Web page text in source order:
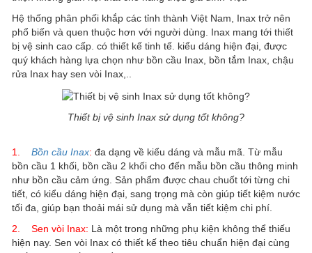
Hệ thống phân phối khắp các tỉnh thành Việt Nam, Inax trở nên
phổ biến và quen thuộc hơn với người dùng. Inax mang tới thiết
bị vệ sinh cao cấp. có thiết kế tinh tế. kiểu dáng hiện đại, được
quý khách hàng lựa chọn như bồn cầu Inax, bồn tắm Inax, chậu
rửa Inax hay sen vòi Inax,..
Thiết bị vệ sinh Inax sử dụng tốt không?
1. Bồn cầu Inax: đa dạng về kiểu dáng và mẫu mã. Từ mẫu
bồn cầu 1 khối, bồn cầu 2 khối cho đến mẫu bồn cầu thông minh
như bồn cầu cảm ứng. Sản phẩm được chau chuốt tới từng chi
tiết, có kiểu dáng hiện đại, sang trọng mà còn giúp tiết kiệm nước
tối đa, giúp bạn thoải mái sử dụng mà vẫn tiết kiệm chi phí.
2. Sen vòi Inax: Là một trong những phụ kiện không thể thiếu
hiện nay. Sen vòi Inax có thiết kế theo tiêu chuẩn hiện đại cùng